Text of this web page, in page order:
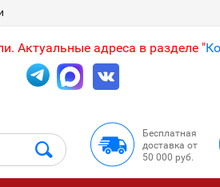
Актуальные адреса в разделе "
Бесплатная
доставка от
50 000 руб.